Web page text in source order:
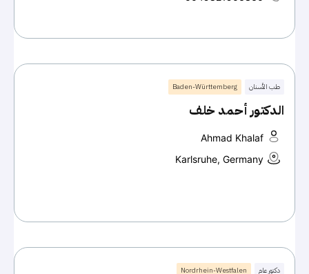
طب الأسنان Baden-Württemberg
الدكتور أحمد خلف
Ahmad Khalaf
Karlsruhe, Germany
دكتور عام Nordrhein-Westfalen